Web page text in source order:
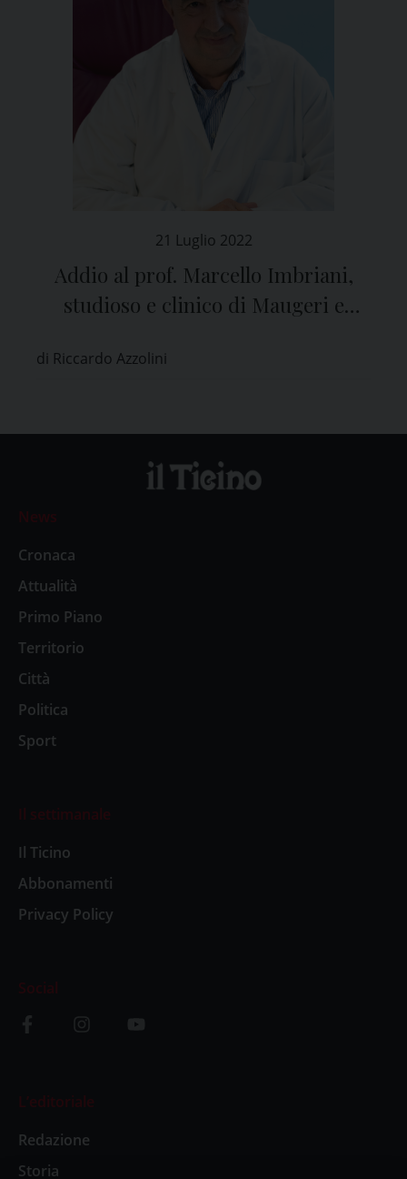
21 Luglio 2022
Addio al prof. Marcello Imbriani,
studioso e clinico di Maugeri e
di Riccardo Azzolini
News
Cronaca
Attualità
Primo Piano
Territorio
Città
Politica
Sport
Il settimanale
Il Ticino
Abbonamenti
Privacy Policy
Social
L’editoriale
Redazione
Storia